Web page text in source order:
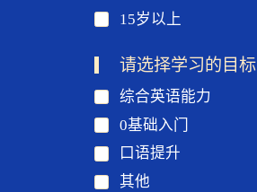
15岁以上
请选择学习的目标
综合英语能力
0基础入门
口语提升
其他